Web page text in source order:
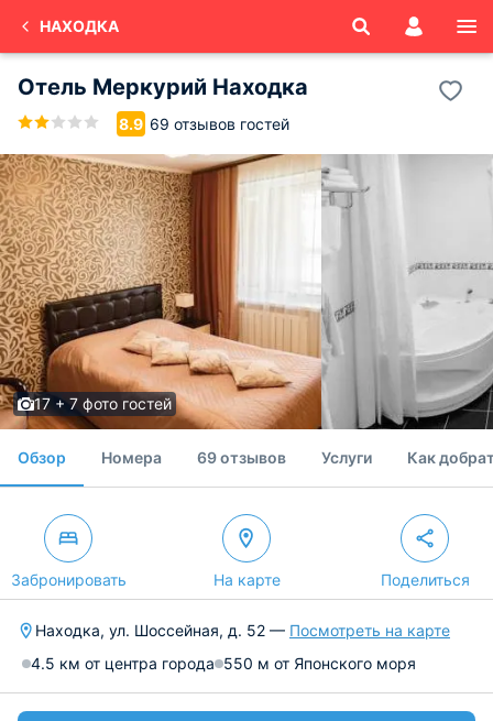
НАХОДКА
Отель Меркурий Находка
8.9 69 отзывов гостей
17 + 7 фото гостей
Обзор Номера 69 отзывов Услуги Как
Забронировать На карте Поделиться
Находка, ул. Шоссейная, д. 52 — Посмотреть на карте
4.5 км от центра города 550 м от Японского моря